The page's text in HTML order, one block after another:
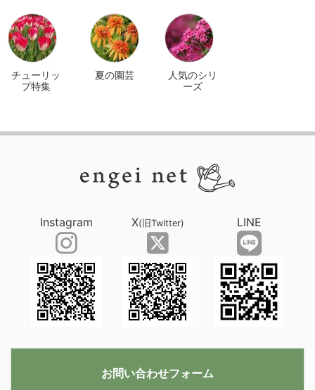
イン
チューリッ
プ特集
夏の園芸
人気のシリ
ーズ
Instagram X(旧Twitter) LINE
お問い合わせフォーム